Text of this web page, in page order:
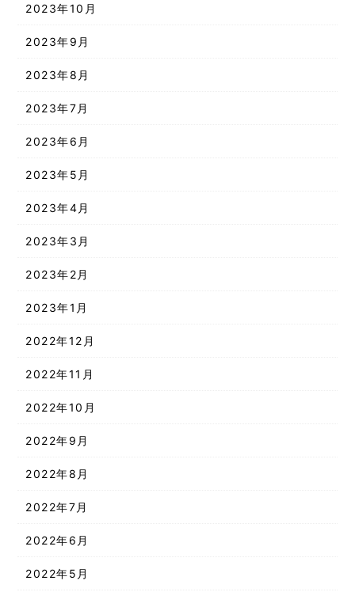
2023年10月
2023年9月
2023年8月
2023年7月
2023年6月
2023年5月
2023年4月
2023年3月
2023年2月
2023年1月
2022年12月
2022年11月
2022年10月
2022年9月
2022年8月
2022年7月
2022年6月
2022年5月